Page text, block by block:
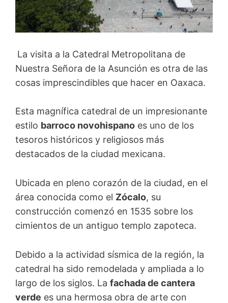
La visita a la Catedral Metropolitana de
Nuestra Señora de la Asunción es otra de las
cosas imprescindibles que hacer en Oaxaca.
Esta magnífica catedral de un impresionante
estilo barroco novohispano es uno de los
tesoros históricos y religiosos más
destacados de la ciudad mexicana.
Ubicada en pleno corazón de la ciudad, en el
área conocida como el Zócalo, su
construcción comenzó en 1535 sobre los
cimientos de un antiguo templo zapoteca.
Debido a la actividad sísmica de la región, la
catedral ha sido remodelada y ampliada a lo
largo de los siglos. La fachada de cantera
verde es una hermosa obra de arte con